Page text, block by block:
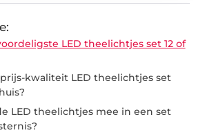
LED theelichtjes set 12 of
kwaliteit LED theelichtjes set
LED theelichtjes mee in een set